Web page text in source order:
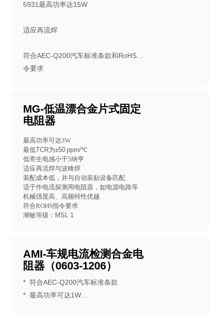
5931最高功率达15W
适应再流焊
符合AEC-Q200汽车标准条款和RoHS指
令要求
工业电子。
MG-低温漂合金片式固定
电阻器
最高功率可达3W
最低TCR为±50 ppm/℃
低寄生电感小于5纳亨
适应再流焊与波峰焊
装配成本低，并与自动装贴设备匹配
适于作电流探测用电阻器，如电源电路等
机械强度高、高频特性优越
符合ROHS指令要求
潮敏等级： MSL 1
AMI-车规电流检测合金电
阻器（0603-1206）
* 符合AEC-Q200汽车标准条款
* 最高功率可达1W